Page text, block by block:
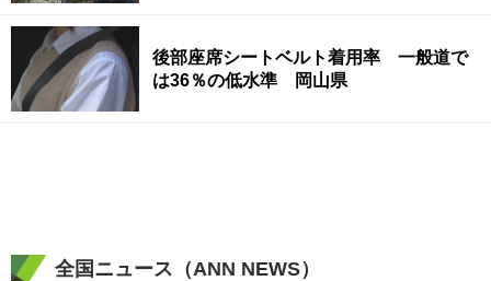
後部座席シートベルト着用率 一般道で
は36％の低水準 岡山県
全国ニュース（ANN NEWS）